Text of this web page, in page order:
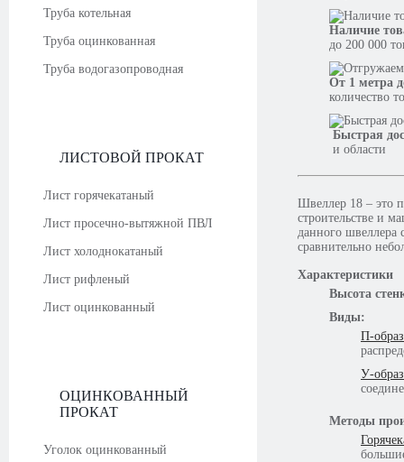
Труба котельная
Труба оцинкованная
Труба водогазопроводная
ЛИСТОВОЙ ПРОКАТ
Лист горячекатаный
Лист просечно-вытяжной ПВЛ
Лист холоднокатаный
Лист рифленый
Лист оцинкованный
ОЦИНКОВАННЫЙ
ПРОКАТ
Уголок оцинкованный
Наличие
до 200 000
От 1 метра
количество
Быстрая
и области
Швеллер 18 – это
строительстве и
данного швеллера
сравнительно
Характеристики
Высота
Виды:
П-
У-
Методы